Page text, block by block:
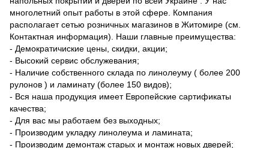
многолетний опыт работы в этой сфере. Компания
раcполагает сетью розничных магазинов в Житомире (см.
Контактная информация). Наши главные преимущества:
- Демократичиские цены, скидки, акции;
- Высокий сервис обслужевания;
- Наличие собственного склада по линолеуму ( более 200
рулонов ) и ламинату (более 150 видов);
- Вся наша продукция имеет Европейские сартификаты
качества;
- Для вас мы работаем без выходных;
- Производим укладку линолеума и ламината;
- Производим демонтаж старых и монтаж новых дверей;